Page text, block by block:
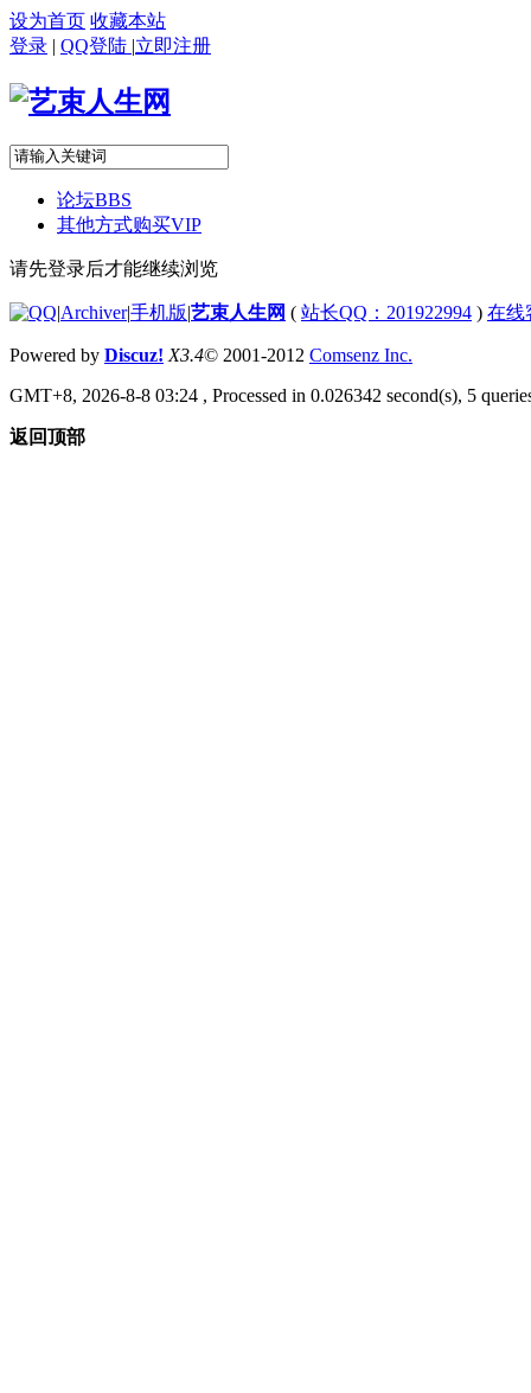
设为首页 收藏本站
登录 | QQ登陆 |立即注册
论坛BBS
其他方式购买VIP
请先登录后才能继续浏览
|Archiver|手机版|艺束人生网 ( 站长QQ：201922994 ) 在线
Powered by Discuz! X3.4© 2001-2012 Comsenz Inc.
GMT+8, 2026-8-8 03:24 , Processed in 0.026342 second(s), 5
返回顶部